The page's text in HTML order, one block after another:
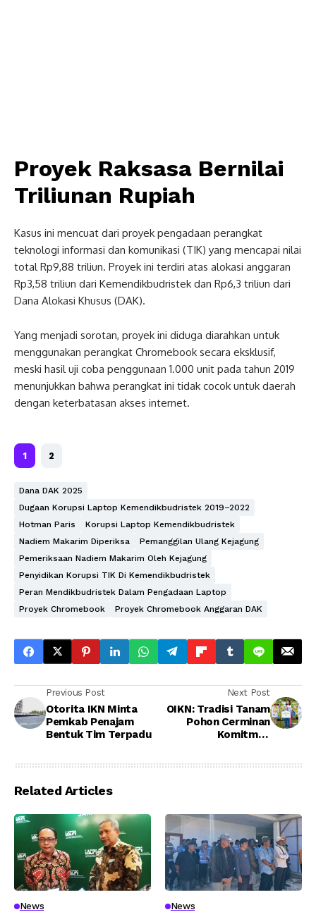
Proyek Raksasa Bernilai
Triliunan Rupiah
Kasus ini mencuat dari proyek pengadaan perangkat
teknologi informasi dan komunikasi (TIK) yang mencapai nilai
total Rp9,88 triliun. Proyek ini terdiri atas alokasi anggaran
Rp3,58 triliun dari Kemendikbudristek dan Rp6,3 triliun dari
Dana Alokasi Khusus (DAK).
Yang menjadi sorotan, proyek ini diduga diarahkan untuk
menggunakan perangkat Chromebook secara eksklusif,
meski hasil uji coba penggunaan 1.000 unit pada tahun 2019
menunjukkan bahwa perangkat ini tidak cocok untuk daerah
dengan keterbatasan akses internet.
1 2
Dana DAK 2025
Dugaan Korupsi Laptop Kemendikbudristek 2019–2022
Hotman Paris
Korupsi Laptop Kemendikbudristek
Nadiem Makarim Diperiksa
Pemanggilan Ulang Kejagung
Pemeriksaan Nadiem Makarim Oleh Kejagung
Penyidikan Korupsi TIK Di Kemendikbudristek
Peran Mendikbudristek Dalam Pengadaan Laptop
Proyek Chromebook
Proyek Chromebook Anggaran DAK
Previous Post
Otorita IKN Minta
Pemkab Penajam
Bentuk Tim Terpadu
Next Post
OIKN: Tradisi Tanam
Pohon Cerminan
Komitmen
Related Articles
News News